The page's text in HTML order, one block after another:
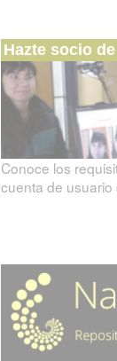
Hazte socio
Conoce los
cuenta de usuario